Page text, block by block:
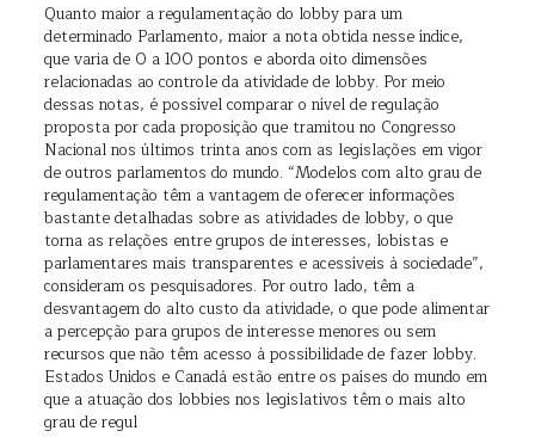
Quanto maior a regulamentação do lobby para um
determinado Parlamento, maior a nota obtida nesse índice,
que varia de 0 a 100 pontos e aborda oito dimensões
relacionadas ao controle da atividade de lobby. Por meio
dessas notas, é possível comparar o nível de regulação
proposta por cada proposição que tramitou no Congresso
Nacional nos últimos trinta anos com as legislações em vigor
de outros parlamentos do mundo. “Modelos com alto grau de
regulamentação têm a vantagem de oferecer informações
bastante detalhadas sobre as atividades de lobby, o que
torna as relações entre grupos de interesses, lobistas e
parlamentares mais transparentes e acessíveis à sociedade”,
consideram os pesquisadores. Por outro lado, têm a
desvantagem do alto custo da atividade, o que pode alimentar
a percepção para grupos de interesse menores ou sem
recursos que não têm acesso à possibilidade de fazer lobby.
Estados Unidos e Canadá estão entre os países do mundo em
que a atuação dos lobbies nos legislativos têm o mais alto
grau de regul